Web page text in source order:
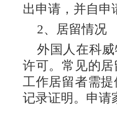
出申请，并自申
2、居留情况
外国人在科
许可。常见的
工作居留者需
记录证明。申请